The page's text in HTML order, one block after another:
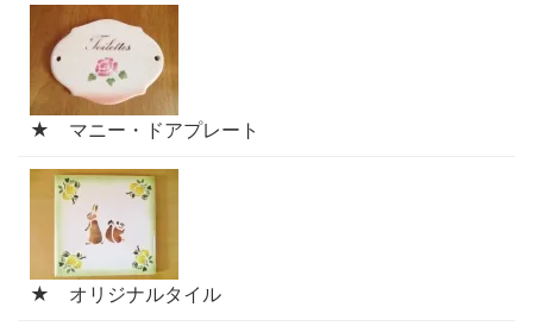
★ マニー・ドアプレート
★ オリジナルタイル